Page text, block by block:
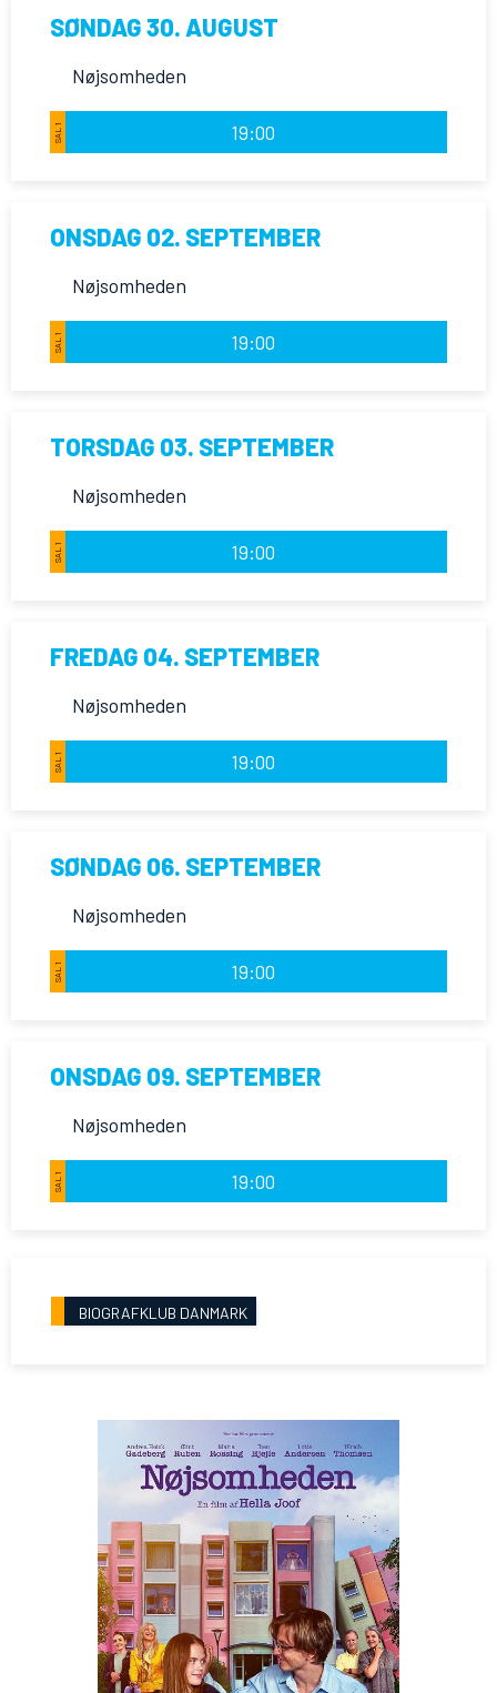
SØNDAG 30. AUGUST
Nøjsomheden
SAL 1 19:00
ONSDAG 02. SEPTEMBER
Nøjsomheden
SAL 1 19:00
TORSDAG 03. SEPTEMBER
Nøjsomheden
SAL 1 19:00
FREDAG 04. SEPTEMBER
Nøjsomheden
SAL 1 19:00
SØNDAG 06. SEPTEMBER
Nøjsomheden
SAL 1 19:00
ONSDAG 09. SEPTEMBER
Nøjsomheden
SAL 1 19:00
BIOGRAFKLUB DANMARK